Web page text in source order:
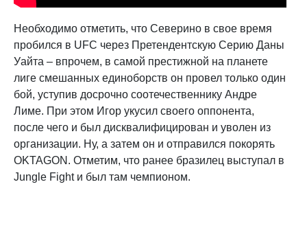
Необходимо отметить, что Северино в свое время
пробился в UFC через Претендентскую Серию Даны
Уайта – впрочем, в самой престижной на планете
лиге смешанных единоборств он провел только один
бой, уступив досрочно соотечественнику Андре
Лиме. При этом Игор укусил своего оппонента,
после чего и был дисквалифицирован и уволен из
организации. Ну, а затем он и отправился покорять
OKTAGON. Отметим, что ранее бразилец выступал в
Jungle Fight и был там чемпионом.